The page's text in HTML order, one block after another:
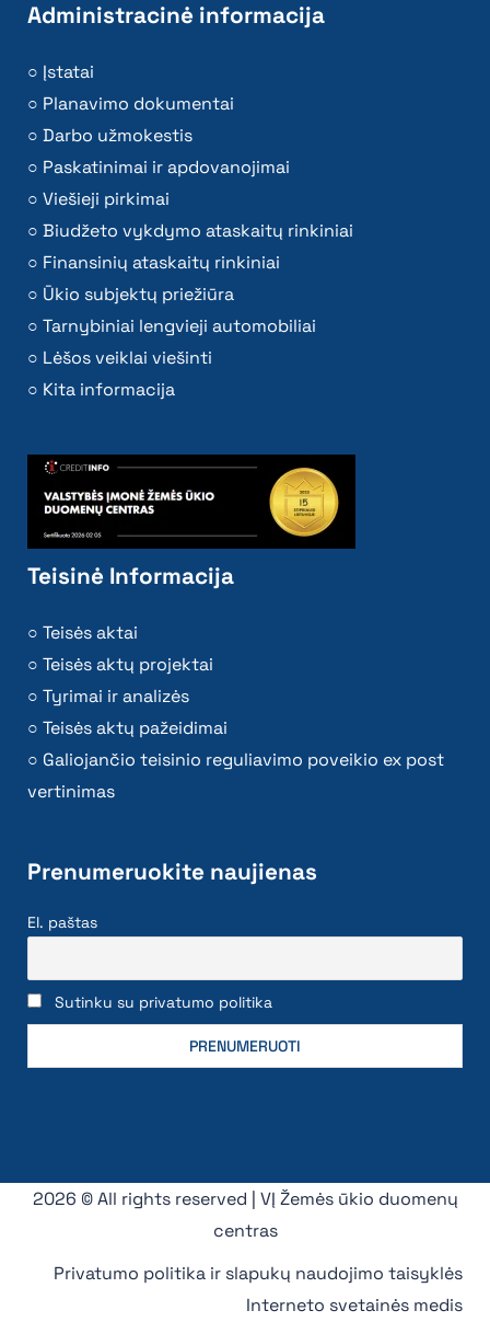
Administracinė informacija
Įstatai
Planavimo dokumentai
Darbo užmokestis
Paskatinimai ir apdovanojimai
Viešieji pirkimai
Biudžeto vykdymo ataskaitų rinkiniai
Finansinių ataskaitų rinkiniai
Ūkio subjektų priežiūra
Tarnybiniai lengvieji automobiliai
Lėšos veiklai viešinti
Kita informacija
Teisinė Informacija
Teisės aktai
Teisės aktų projektai
Tyrimai ir analizės
Teisės aktų pažeidimai
Galiojančio teisinio reguliavimo poveikio ex post
vertinimas
Prenumeruokite naujienas
El. paštas
Sutinku su privatumo politika
2026 © All rights reserved | VĮ Žemės ūkio duomenų
centras
Privatumo politika ir slapukų naudojimo taisyklės
Interneto svetainės medis